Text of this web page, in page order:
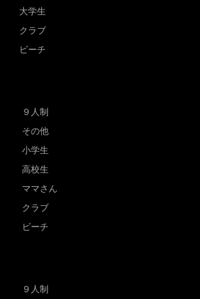
大学生
クラブ
ビーチ
９人制
その他
小学生
高校生
ママさん
クラブ
ビーチ
９人制